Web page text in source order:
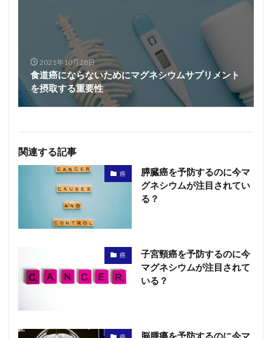
2021年10月28日
食道癌にならないためにマグネシウムサプリメント
を摂取する重要性
関連する記事
癌
膵臓癌を予防するのに今マ
グネシウムが注目されてい
る？
癌
子宮頸癌を予防するのに今
マグネシウムが注目されて
いる？
脳腫瘍を予防するのに今マ